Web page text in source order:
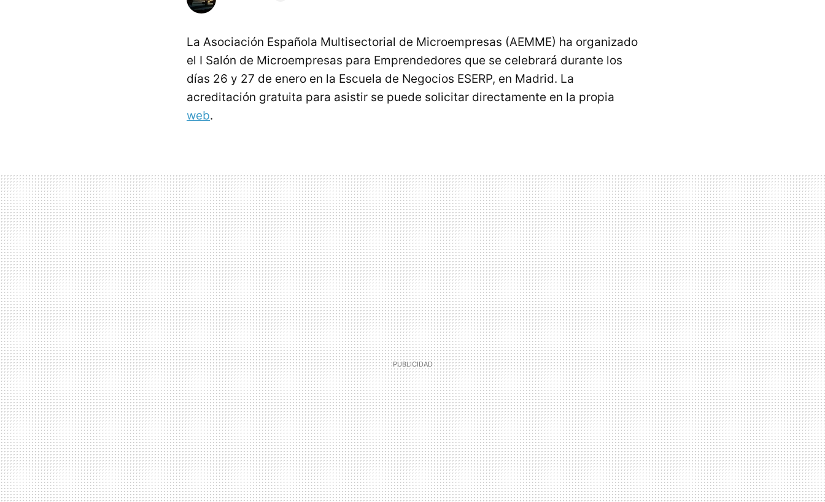
La Asociación Española Multisectorial de Microempresas (AEMME) ha organizado
el I Salón de Microempresas para Emprendedores que se celebrará durante los
días 26 y 27 de enero en la Escuela de Negocios ESERP, en Madrid. La
acreditación gratuita para asistir se puede solicitar directamente en la propia
web.